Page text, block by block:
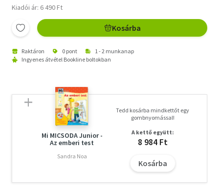
Kiadói ár: 6 490 Ft
Kosárba
Raktáron 0 pont
1 - 2 munkanap
Ingyenes átvétel Bookline boltokban
Mi MICSODA Junior -
Az emberi test
Sandra Noa
Tedd kosárba mindkettőt egy
gombnyomással!
A kettő együtt:
8 984 Ft
Kosárba